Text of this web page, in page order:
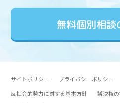
無料個別相談
サイトポリシー プライバシーポリシー
反社会的勢力に対する基本方針
議決権